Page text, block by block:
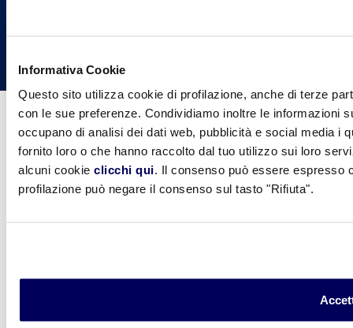
Informativa Cookie
Questo sito utilizza cookie di profilazione, anche di terze
con le sue preferenze. Condividiamo inoltre le informazioni
occupano di analisi dei dati web, pubblicità e social media i
fornito loro o che hanno raccolto dal tuo utilizzo sui loro
alcuni cookie clicchi qui. Il consenso può essere espresso
profilazione può negare il consenso sul tasto "Rifiuta".